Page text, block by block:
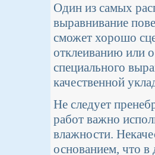
Один из самых
выравнивание
сможет хорошо
отклеиванию или
специального
качественной
Не следует
работ важно
влажности.
основанием, что в